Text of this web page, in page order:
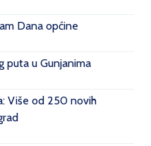
Dana općine
puta u Gunjanima
Više od 250 novih